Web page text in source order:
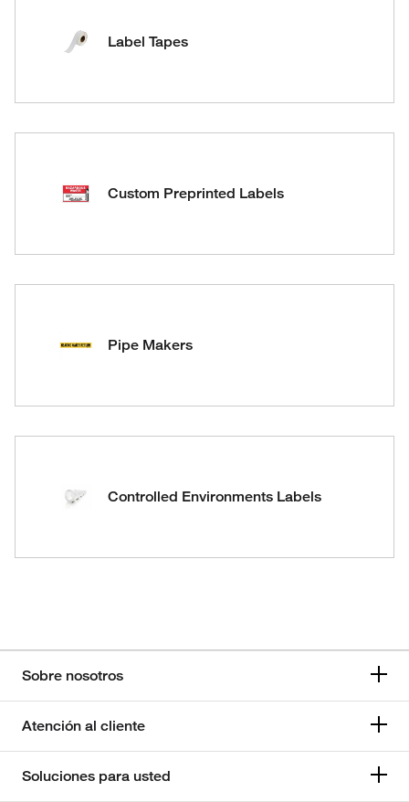
Label Tapes
Custom Preprinted Labels
Pipe Makers
Controlled Environments Labels
Sobre nosotros
Atención al cliente
Soluciones para usted